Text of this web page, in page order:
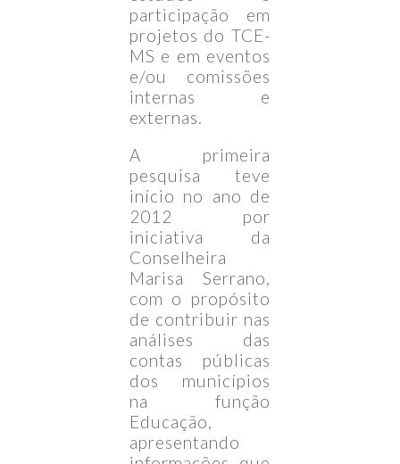
participação em
projetos do TCE-
MS e em eventos
e/ou comissões
internas e
externas.
A primeira
pesquisa teve
início no ano de
2012 por
iniciativa da
Conselheira
Marisa Serrano,
com o propósito
de contribuir nas
análises das
contas públicas
dos municípios
na função
Educação,
apresentando